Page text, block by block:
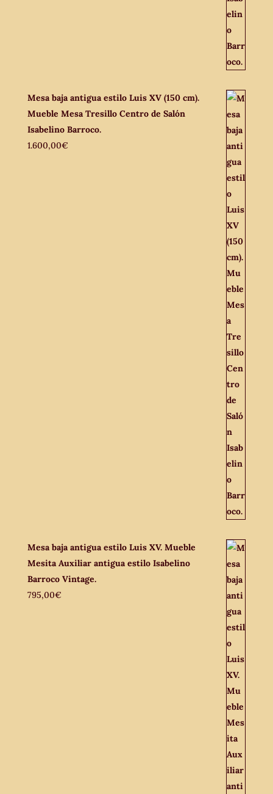
Mesa baja antigua estilo Luis XV (150 cm).
Mueble Mesa Tresillo Centro de Salón
Isabelino Barroco.
1.600,00€
Mesa baja antigua estilo Luis XV. Mueble
Mesita Auxiliar antigua estilo Isabelino
Barroco Vintage.
795,00€